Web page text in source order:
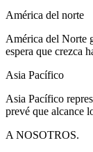
América del norte
América del Norte
espera que crezca
Asia Pacífico
Asia Pacífico
prevé que alcance
A NOSOTROS.